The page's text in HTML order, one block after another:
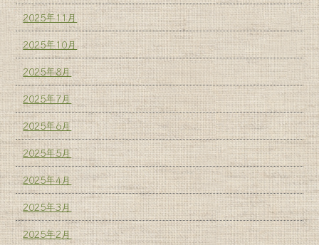
2025年11月
2025年10月
2025年8月
2025年7月
2025年6月
2025年5月
2025年4月
2025年3月
2025年2月